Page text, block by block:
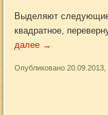
Выделяют следующие
квадратное,
далее →
Опубликовано 20.09.2013,